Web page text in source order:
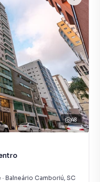
48
· Balneário Camboriú, SC